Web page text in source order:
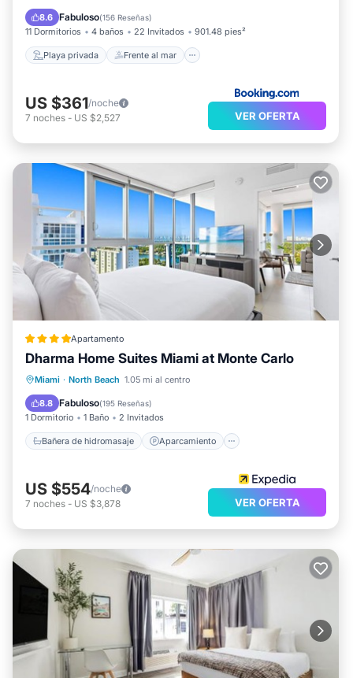
8.6 Fabuloso(156 Reseñas)
11 Dormitorios 4 baños 22 Invitados 901.48 pies²
Playa privada Frente al mar
Bañera de hidromasaje
US $361/noche
7 noches - US $2,527 VER OFERTA
Apartamento
Dharma Home Suites Miami at Monte Carlo
Miami · North Beach 1.05 mi al centro
8.8 Fabuloso(195 Reseñas)
1 Dormitorio 1 Baño 2 Invitados
Bañera de hidromasaje Aparcamiento
Bañera de hidromasaje
Piscina
Vista al mar
US $554/noche
7 noches - US $3,878 VER OFERTA